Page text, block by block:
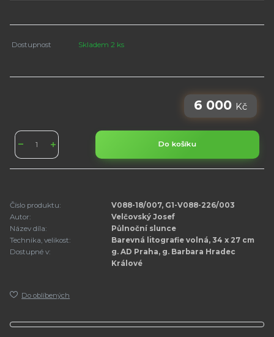
Dostupnost Skladem 2 ks
6 000 Kč
Do košíku
Číslo produktu:
V088-18/007, G1-V088-226/003
Autor:
Velčovský Josef
Název díla:
Půlnoční slunce
Technika, velikost:
Barevná litografie volná, 34 x 27 cm
Dostupné v:
g. AD Praha, g. Barbara Hradec
Králové
Do oblíbených